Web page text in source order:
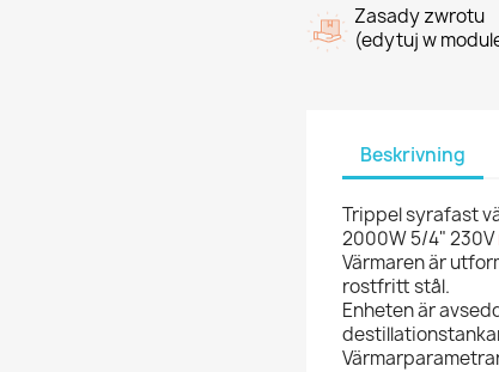
Zasady zwrotu
(edytuj w
Beskrivning
Trippel syrafast
2000W 5/4" 230V
Värmaren är
rostfritt stål.
Enheten är